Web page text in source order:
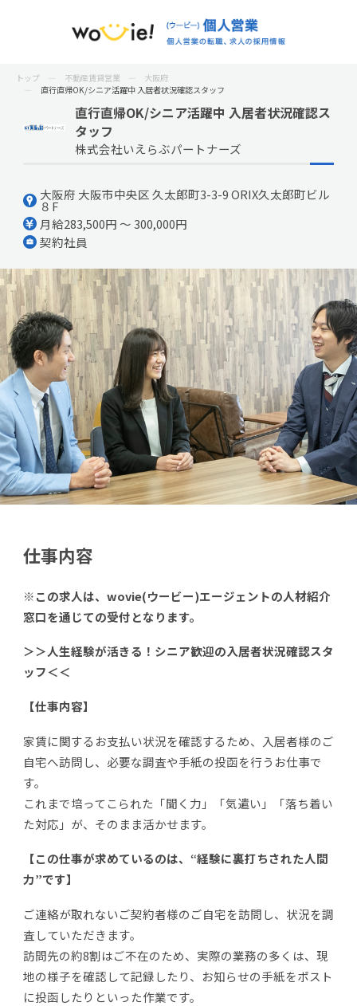
トップ 不動産賃貸営業
大阪府
直行直帰OK/シニア活躍中 入居者状況確認スタッフ
直行直帰OK/シニア活躍中 入居者状況確認ス
タッフ
株式会社いえらぶパートナーズ
大阪府 大阪市中央区 久太郎町3-3-9 ORIX久太郎町ビル
８F
月給283,500円 ～ 300,000円
契約社員
仕事内容
※この求人は、wovie(ウービー)エージェントの人材紹介
窓口を通じての受付となります。
＞＞人生経験が活きる！シニア歓迎の入居者状況確認スタ
ッフ＜＜
【仕事内容】
家賃に関するお支払い状況を確認するため、入居者様のご
自宅へ訪問し、必要な調査や手紙の投函を行うお仕事で
す。
これまで培ってこられた「聞く力」「気遣い」「落ち着い
た対応」が、そのまま活かせます。
【この仕事が求めているのは、“経験に裏打ちされた人間
力”です】
ご連絡が取れないご契約者様のご自宅を訪問し、状況を調
査していただきます。
訪問先の約8割はご不在のため、実際の業務の多くは、現
地の様子を確認して記録したり、お知らせの手紙をポスト
に投函したりといった作業です。